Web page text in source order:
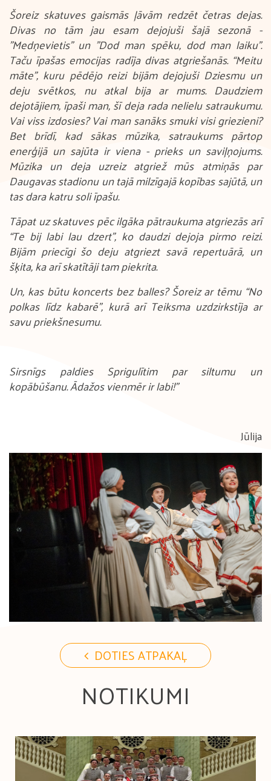
Šoreiz skatuves gaismās ļāvām redzēt četras dejas.
Divas no tām jau esam dejojuši šajā sezonā -
"Medņevietis" un "Dod man spēku, dod man laiku”.
Taču īpašas emocijas radīja divas atgriešanās. “Meitu
māte”, kuru pēdējo reizi bijām dejojuši Dziesmu un
deju svētkos, nu atkal bija ar mums. Daudziem
dejotājiem, īpaši man, šī deja rada nelielu satraukumu.
Vai viss izdosies? Vai man sanāks smuki visi griezieni?
Bet brīdī, kad sākas mūzika, satraukums pārtop
enerģijā un sajūta ir viena - prieks un saviļņojums.
Mūzika un deja uzreiz atgriež mūs atmiņās par
Daugavas stadionu un tajā milzīgajā kopības sajūtā, un
tas dara katru soli īpašu.
Tāpat uz skatuves pēc ilgāka pātraukuma atgriezās arī
“Te bij labi lau dzert”, ko daudzi dejoja pirmo reizi.
Bijām priecīgi šo deju atgriezt savā repertuārā, un
šķita, ka arī skatītāji tam piekrita.
Un, kas būtu koncerts bez balles? Šoreiz ar tēmu “No
polkas līdz kabarē”, kurā arī Teiksma uzdzirkstīja ar
savu priekšnesumu.
Sirsnīgs paldies Sprigulītim par siltumu un
kopābūšanu. Ādažos vienmēr ir labi!"
Jūlija
DOTIES ATPAKAĻ
NOTIKUMI